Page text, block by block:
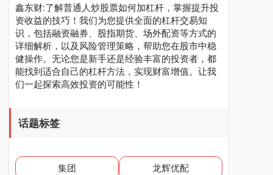
鑫东财:了解普通人炒股票如何加杠杆，掌握提升投
资收益的技巧！我们为您提供全面的杠杆交易知
识，包括融资融券、股指期货、场外配资等方式的
详细解析，以及风险管理策略，帮助您在股市中稳
健操作。无论您是新手还是经验丰富的投资者，都
能找到适合自己的杠杆方法，实现财富增值。让我
们一起探索高效投资的可能性！
话题标签
集团 龙辉优配